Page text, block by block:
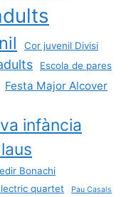
Cor juvenil Divisi
Escola de pares
Festa Major Alcover
infància
Bonachi
quartet Pau Casals